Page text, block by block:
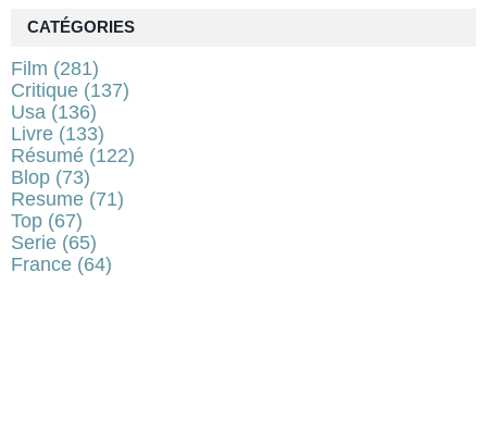
CATÉGORIES
Film (281)
Critique (137)
Usa (136)
Livre (133)
Résumé (122)
Blop (73)
Resume (71)
Top (67)
Serie (65)
France (64)